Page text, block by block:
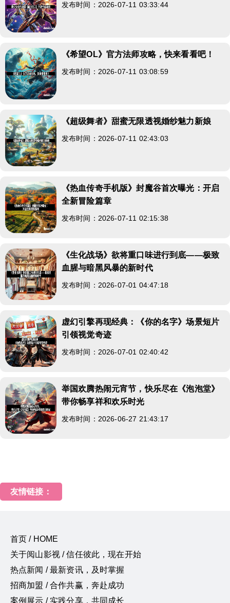
发布时间：2026-07-11 03:33:44
《希望OL》官方法师攻略，快来看看吧！
发布时间：2026-07-11 03:08:59
《超级舞者》甜蜜无限透视婚纱魅力新娘
发布时间：2026-07-11 02:43:03
《热血传奇手机版》封魔谷首次曝光：开启
全新冒险篇章
发布时间：2026-07-11 02:15:38
《生化战场》欲将重口味进行到底——极致
血腥与暗黑风暴的新时代
发布时间：2026-07-01 04:47:18
虚幻引擎再现经典：《你的名字》场景短片
引领视觉奇迹
发布时间：2026-07-01 02:40:42
举国欢腾热闹元宵节，快乐尽在《泡泡堂》
带你畅享祥和欢乐时光
发布时间：2026-06-27 21:43:17
友情链接：
首页 / HOME
关于阅山影视 / 信任彼此，现在开始
热点新闻 / 最新资讯，及时掌握
招商加盟 / 合作共赢，奔赴成功
案例展示 / 实践分享，共同成长